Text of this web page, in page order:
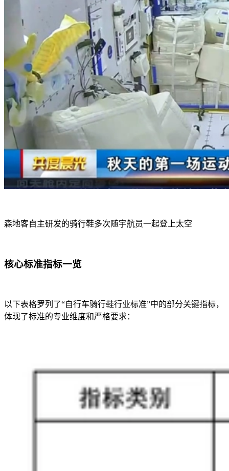
森地客自主研发的骑行鞋多次随宇航员一起登上太空
核心标准指标一览
以下表格罗列了“自行车骑行鞋行业标准”中的部分关键指标，
体现了标准的专业维度和严格要求：